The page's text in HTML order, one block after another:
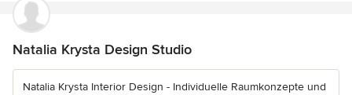
Natalia Krysta Design Studio
Natalia Krysta Interior Design - Individuelle Raumkonzepte und